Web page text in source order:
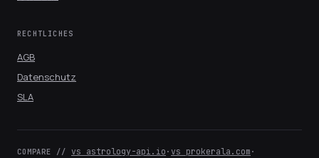
RECHTLICHES
AGB
Datenschutz
SLA
COMPARE // vs astrology-api.io · vs prokerala.com ·